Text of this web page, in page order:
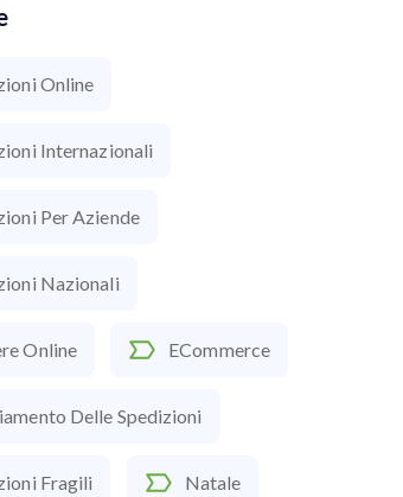
Online
Internazionali
Per Aziende
Nazionali
Online ECommerce
Delle Spedizioni
Fragili Natale